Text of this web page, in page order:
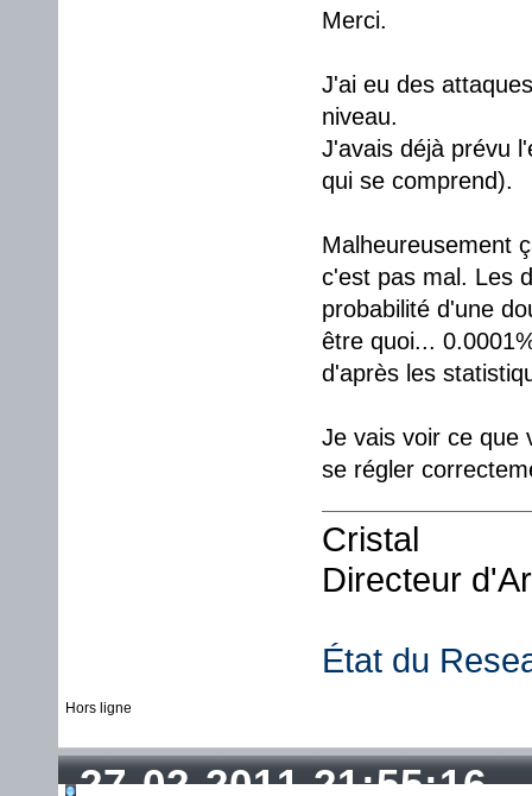
Merci.
J'ai eu des
niveau.
J'avais déjà prévu
qui se comprend).
Malheureusement
c'est pas mal. Les
probabilité d'une
être quoi...
d'après les
Je vais voir ce que
se régler
Cristal
Directeur
État du
Hors ligne
27-02-2011 21:55:16